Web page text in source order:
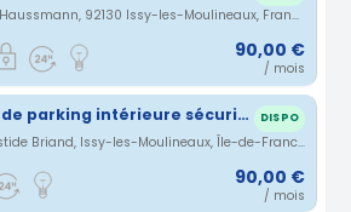
13 Villa Haussmann, 92130 Issy-les-Moulineaux, France · 2.84 km
90,00 €
/ mois
Place de parking intérieure sécurisée - RER ISSY et Tram les Moulineaux DISPO
Rue Aristide Briand, Issy-les-Moulineaux, Île-de-France, France · 2.95 km
90,00 €
/ mois